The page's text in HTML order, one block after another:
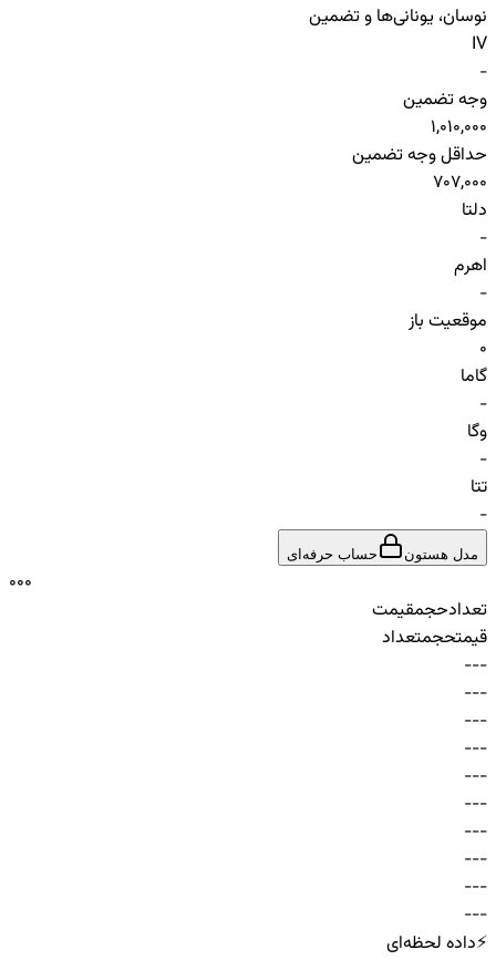
نوسان، یونانی‌ها و تضمین
IV
-
وجه تضمین
1,010,000
حداقل وجه تضمین
707,000
دلتا
-
اهرم
-
موقعیت باز
0
گاما
-
وگا
-
تتا
-
مدل هستون حساب حرفه‌ای
000
تعدادحجمقیمت
قیمتحجمتعداد
-
-
-
-
-
-
-
-
-
-
-
-
-
-
-
-
-
-
-
-
-
-
-
-
-
-
-
-
-
-
⚡داده لحظه‌ای